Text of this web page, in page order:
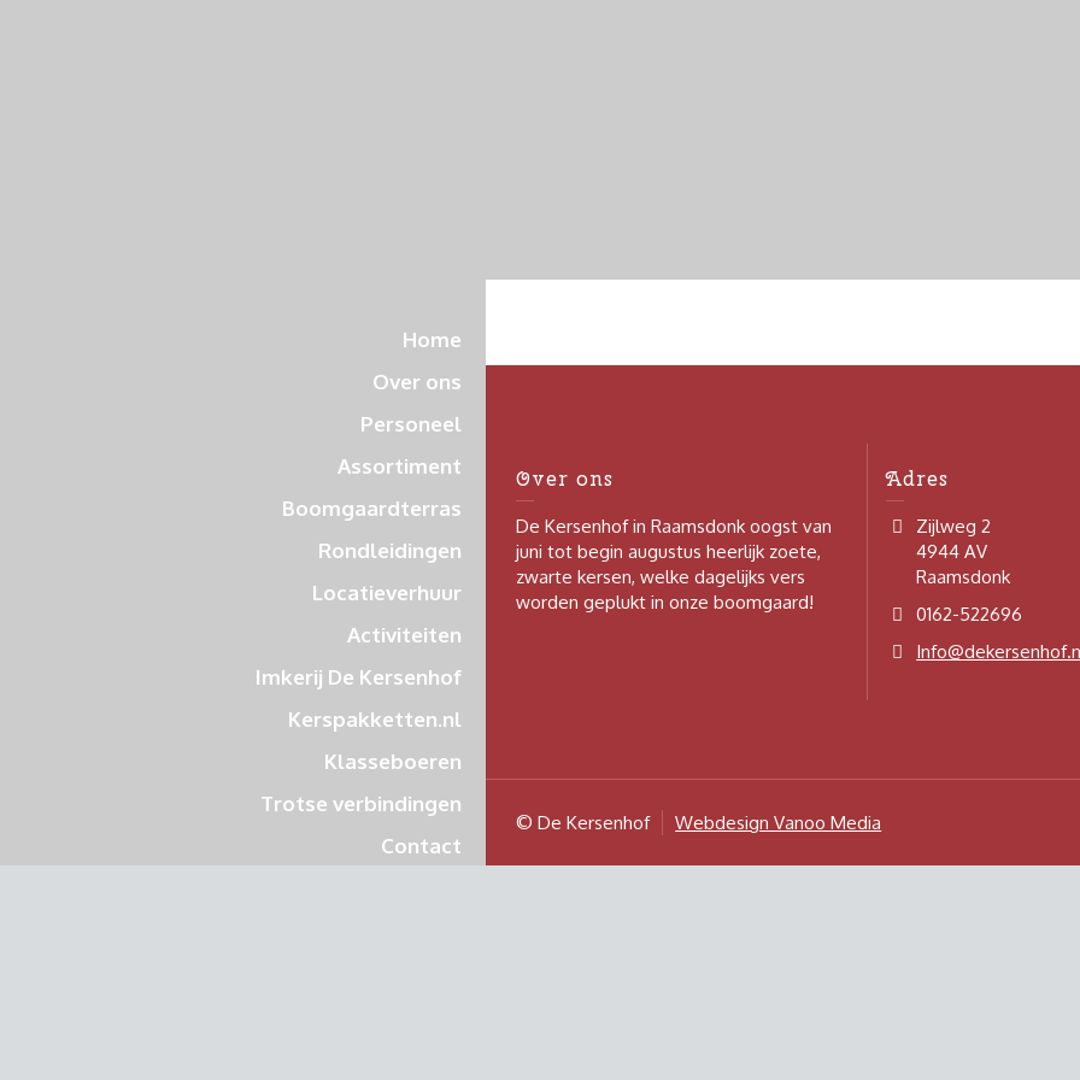
Home
Over ons
Personeel
Assortiment
Boomgaardterras
Rondleidingen
Locatieverhuur
Activiteiten
Imkerij De Kersenhof
Kerspakketten.nl
Klasseboeren
Trotse verbindingen
Contact
Over ons
De Kersenhof in Raamsdonk oogst van
juni tot begin augustus heerlijk zoete,
zwarte kersen, welke dagelijks vers
worden geplukt in onze boomgaard!
Adres
Zijlweg 2
4944 AV
Raamsdonk
0162-522696
© De Kersenhof Webdesign Vanoo Media